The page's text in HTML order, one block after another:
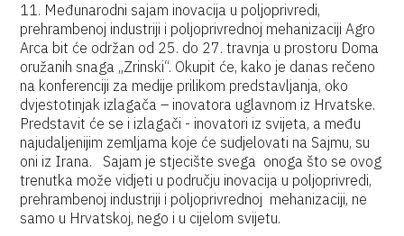
11. Međunarodni sajam inovacija u poljoprivredi,
prehrambenoj industriji i poljoprivrednoj mehanizaciji Agro
Arca bit će održan od 25. do 27. travnja u prostoru Doma
oružanih snaga „Zrinski“. Okupit će, kako je danas rečeno
na konferenciji za medije prilikom predstavljanja, oko
dvjestotinjak izlagača – inovatora uglavnom iz Hrvatske.
Predstavit će se i izlagači - inovatori iz svijeta, a među
najudaljenijim zemljama koje će sudjelovati na Sajmu, su
oni iz Irana. Sajam je stjecište svega onoga što se ovog
trenutka može vidjeti u području inovacija u poljoprivredi,
prehrambenoj industriji i poljoprivrednoj mehanizaciji, ne
samo u Hrvatskoj, nego i u cijelom svijetu.